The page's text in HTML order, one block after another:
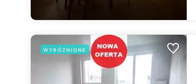
WYRÓŻNIONE